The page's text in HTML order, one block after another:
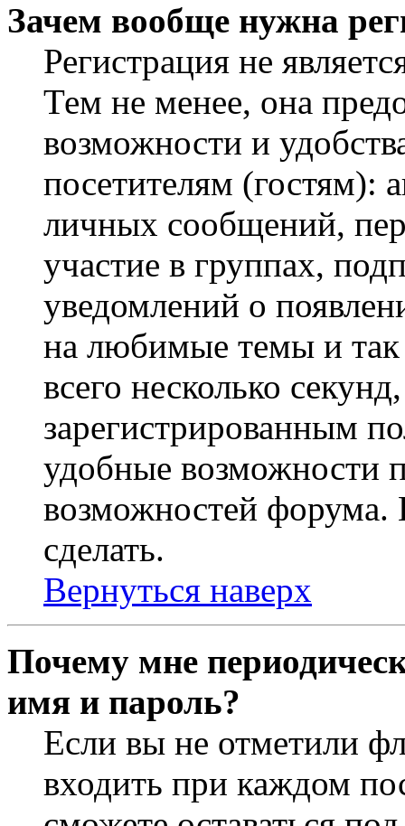
Зачем вообще нужна
Регистрация не
Тем не менее, она
возможности и
посетителям (гостям):
личных сообщений,
участие в группах,
уведомлений о
на любимые темы и так
всего несколько
зарегистрированным
удобные возможности
возможностей
сделать.
Вернуться наверх
Почему мне
имя и пароль?
Если вы не отметили
входить при каждом